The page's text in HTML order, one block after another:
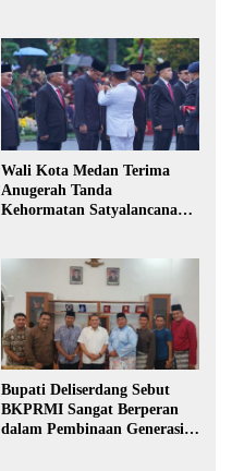
Wali Kota Medan Terima
Anugerah Tanda
Kehormatan Satyalancana
Bupati Deliserdang Sebut
BKPRMI Sangat Berperan
dalam Pembinaan Generasi